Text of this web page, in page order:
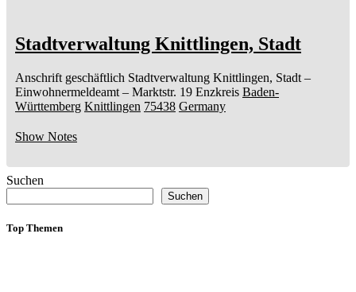
Stadtverwaltung Knittlingen, Stadt
Anschrift geschäftlich Stadtverwaltung Knittlingen, Stadt –
Einwohnermeldeamt – Marktstr. 19 Enzkreis Baden-
Württemberg Knittlingen 75438 Germany
Show Notes
Suchen
Suchen
Top Themen